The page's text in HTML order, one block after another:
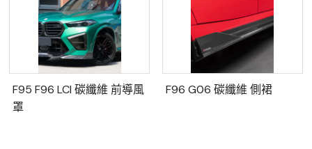
F95 F96 LCI 碳纖維 前導風
罩
F96 G06 碳纖維 側裙